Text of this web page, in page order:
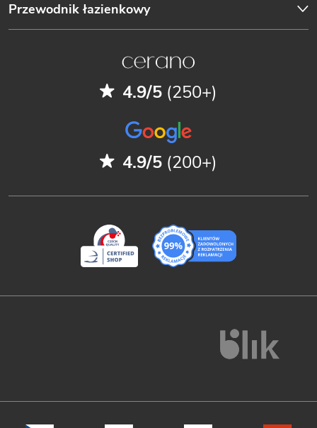
Przewodnik łazienkowy
4.9/5 (250+)
4.9/5 (200+)